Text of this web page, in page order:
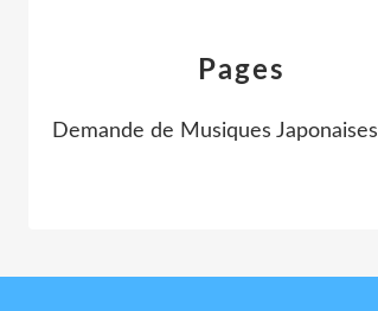
Pages
Demande de Musiques Japonaises